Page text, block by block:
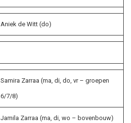
Aniek de Witt (do)
Samira Zarraa (ma, di, do, vr – groepen
6/7/8)
Jamila Zarraa (ma, di, wo – bovenbouw)